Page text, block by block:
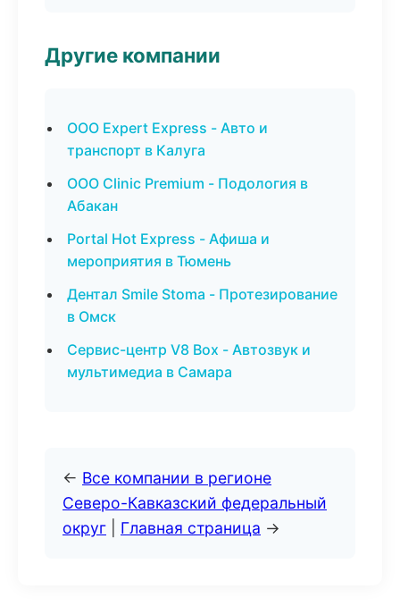
Другие компании
ООО Expert Express - Авто и
транспорт в Калуга
ООО Clinic Premium - Подология в
Абакан
Portal Hot Express - Афиша и
мероприятия в Тюмень
Дентал Smile Stoma - Протезирование
в Омск
Сервис-центр V8 Box - Автозвук и
мультимедиа в Самара
← Все компании в регионе
Северо-Кавказский федеральный
округ
Главная страница →